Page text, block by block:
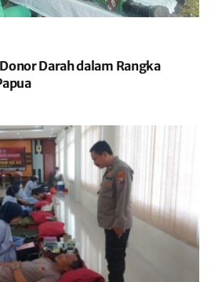
Darah dalam Rangka